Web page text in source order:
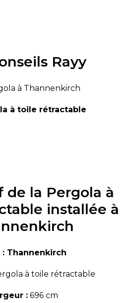
Rayy
à Thannenkirch
à toile rétractable
de la Pergola à
installée à
: Thannenkirch
à toile rétractable
: 696 cm